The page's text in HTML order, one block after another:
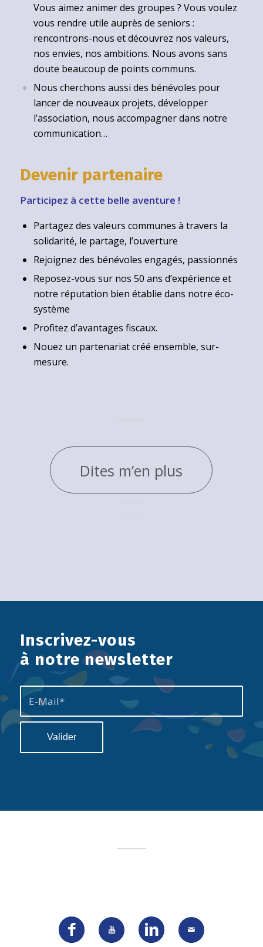
Vous aimez animer des groupes ? Vous voulez
vous rendre utile auprès de seniors :
rencontrons-nous et découvrez nos valeurs,
nos envies, nos ambitions. Nous avons sans
doute beaucoup de points communs.
Nous cherchons aussi des bénévoles pour
lancer de nouveaux projets, développer
l’association, nous accompagner dans notre
communication…
Devenir partenaire
Participez à cette belle aventure !
Partagez des valeurs communes à travers la
solidarité, le partage, l’ouverture
Rejoignez des bénévoles engagés, passionnés
Reposez-vous sur nos 50 ans d’expérience et
notre réputation bien établie dans notre éco-
système
Profitez d’avantages fiscaux.
Nouez un partenariat créé ensemble, sur-
mesure.
Dites m’en plus
Inscrivez-vous
à notre newsletter